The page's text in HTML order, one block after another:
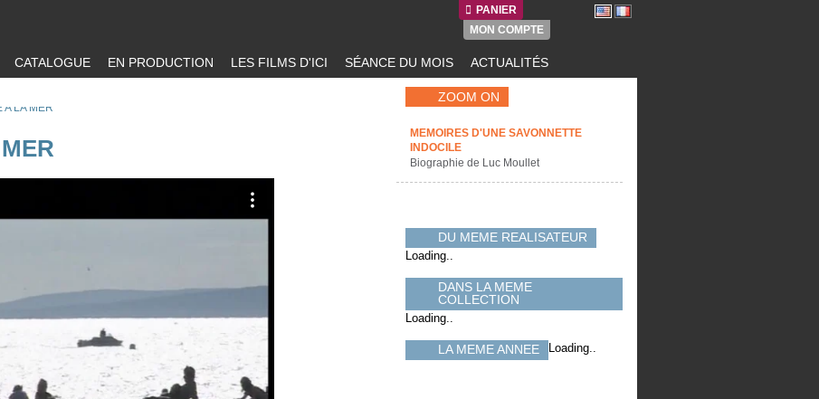
PANIER
MON COMPTE
CATALOGUE EN PRODUCTION LES FILMS D'ICI SÉANCE DU MOIS ACTUALITÉS
A LA MER
ZOOM ON
MEMOIRES D'UNE SAVONNETTE
INDOCILE
Biographie de Luc Moullet
DU MEME REALISATEUR
Loading..
DANS LA MEME
COLLECTION
Loading..
LA MEME ANNEE Loading..